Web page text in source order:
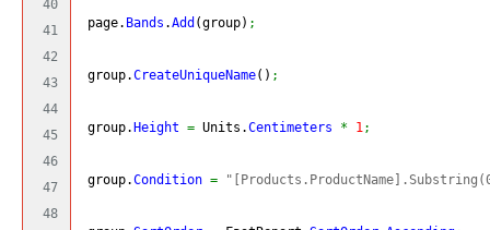
40
41
42
43
44
45
46
47
48
page. Bands .Add (group) ;
group.CreateUniqueName( ) ;
group.Height = Units.Centimeters * 1 ;
group.Condition =